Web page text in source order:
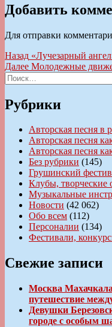
Добавить
Для отправки
Навигация
по
записям
Назад Предыдущая
запись:
«Лучезарный
Далее Следующая
Молодежные
Искать:
Рубрики
Авторская песня в
Авторская песня
Авторская песня
Без рубрики (145)
Грушинский
Клубы, творческие
Музыкальные
Новости (42 062)
Обо всем (112)
Персоналии (134)
Фестивали,
Свежие записи
Москва
путешествие
Девушки
городе с особым